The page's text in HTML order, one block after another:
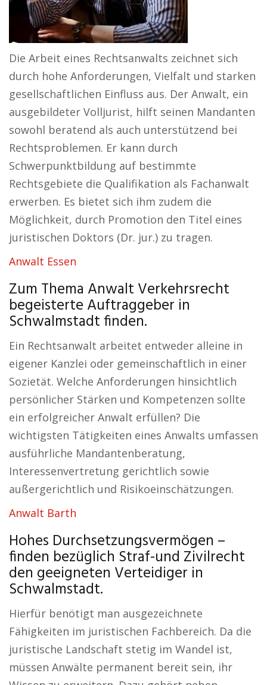
Die Arbeit eines Rechtsanwalts zeichnet sich
durch hohe Anforderungen, Vielfalt und starken
gesellschaftlichen Einfluss aus. Der Anwalt, ein
ausgebildeter Volljurist, hilft seinen Mandanten
sowohl beratend als auch unterstützend bei
Rechtsproblemen. Er kann durch
Schwerpunktbildung auf bestimmte
Rechtsgebiete die Qualifikation als Fachanwalt
erwerben. Es bietet sich ihm zudem die
Möglichkeit, durch Promotion den Titel eines
juristischen Doktors (Dr. jur.) zu tragen.
Anwalt Essen
Zum Thema Anwalt Verkehrsrecht
begeisterte Auftraggeber in
Schwalmstadt finden.
Ein Rechtsanwalt arbeitet entweder alleine in
eigener Kanzlei oder gemeinschaftlich in einer
Sozietät. Welche Anforderungen hinsichtlich
persönlicher Stärken und Kompetenzen sollte
ein erfolgreicher Anwalt erfüllen? Die
wichtigsten Tätigkeiten eines Anwalts umfassen
ausführliche Mandantenberatung,
Interessenvertretung gerichtlich sowie
außergerichtlich und Risikoeinschätzungen.
Anwalt Barth
Hohes Durchsetzungsvermögen –
finden bezüglich Straf-und Zivilrecht
den geeigneten Verteidiger in
Schwalmstadt.
Hierfür benötigt man ausgezeichnete
Fähigkeiten im juristischen Fachbereich. Da die
juristische Landschaft stetig im Wandel ist,
müssen Anwälte permanent bereit sein, ihr